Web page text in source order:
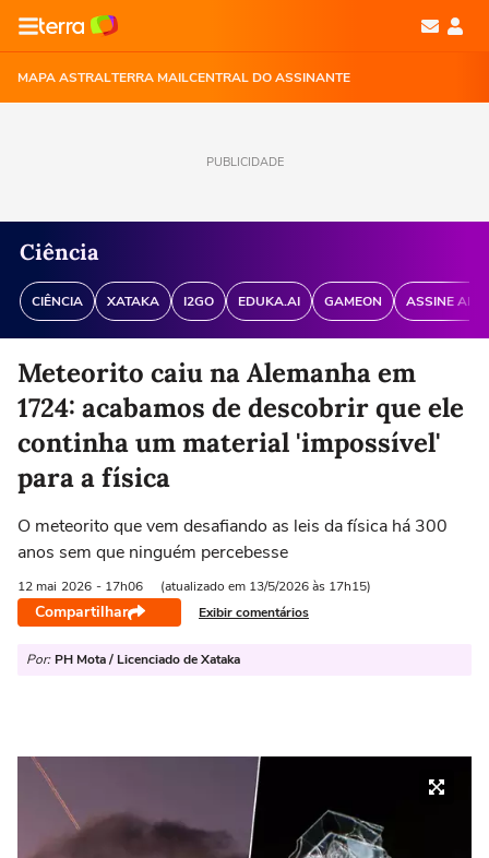
MAPA ASTRALTERRA MAILCENTRAL DO ASSINANTE
PUBLICIDADE
Ciência
CIÊNCIA XATAKA I2GO EDUKA.AI GAMEON ASSINE
Meteorito caiu na Alemanha em
1724: acabamos de descobrir que ele
continha um material 'impossível'
para a física
O meteorito que vem desafiando as leis da física há 300
anos sem que ninguém percebesse
12 mai 2026 - 17h06 (atualizado em 13/5/2026 às 17h15)
Compartilhar Exibir comentários
Por: PH Mota / Licenciado de Xataka